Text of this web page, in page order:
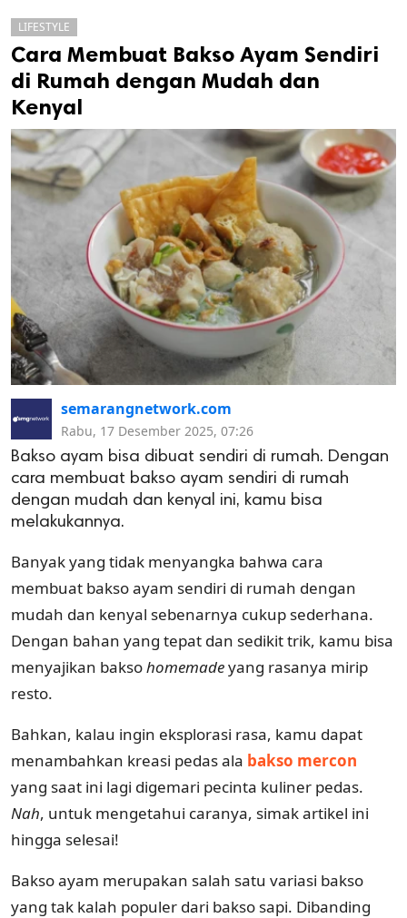
cipta.
LIFESTYLE
Cara Membuat Bakso Ayam Sendiri
di Rumah dengan Mudah dan
Kenyal
semarangnetwork.com
Rabu, 17 Desember 2025, 07:26
Bakso ayam bisa dibuat sendiri di rumah. Dengan
cara membuat bakso ayam sendiri di rumah
dengan mudah dan kenyal ini, kamu bisa
melakukannya.
Banyak yang tidak menyangka bahwa cara
membuat bakso ayam sendiri di rumah dengan
mudah dan kenyal sebenarnya cukup sederhana.
Dengan bahan yang tepat dan sedikit trik, kamu bisa
menyajikan baksohomemadeyang rasanya mirip
resto.
Bahkan, kalau ingin eksplorasi rasa, kamu dapat
menambahkan kreasi pedas ala bakso mercon
yang saat ini lagi digemari pecinta kuliner pedas.
Nah, untuk mengetahui caranya, simak artikel ini
hingga selesai!
Bakso ayam merupakan salah satu variasi bakso
yang tak kalah populer dari bakso sapi. Dibanding